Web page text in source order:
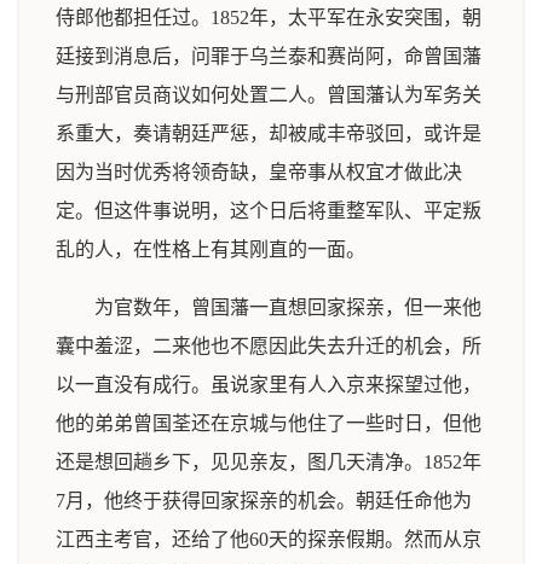
侍郎他都担任过。1852年，太平军在永安突围，朝
廷接到消息后，问罪于乌兰泰和赛尚阿，命曾国藩
与刑部官员商议如何处置二人。曾国藩认为军务关
系重大，奏请朝廷严惩，却被咸丰帝驳回，或许是
因为当时优秀将领奇缺，皇帝事从权宜才做此决
定。但这件事说明，这个日后将重整军队、平定叛
乱的人，在性格上有其刚直的一面。
为官数年，曾国藩一直想回家探亲，但一来他
囊中羞涩，二来他也不愿因此失去升迁的机会，所
以一直没有成行。虽说家里有人入京来探望过他，
他的弟弟曾国荃还在京城与他住了一些时日，但他
还是想回趟乡下，见见亲友，图几天清净。1852年
7月，他终于获得回家探亲的机会。朝廷任命他为
江西主考官，还给了他60天的探亲假期。然而从京